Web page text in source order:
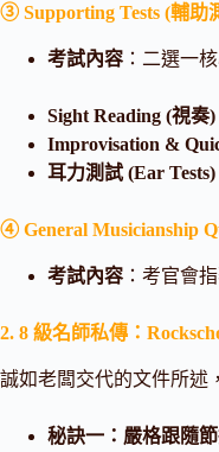
③ Supporting Tests (輔
考試內容 ：二選一
Sight Reading (視奏)
Improvisation &
耳力測試 (Ear Tests)
④ General Musicianship
考試內容 ：考官會
2. 8 級名師私傳：
誠如老闆交代的文件所述
秘訣一：嚴格跟隨